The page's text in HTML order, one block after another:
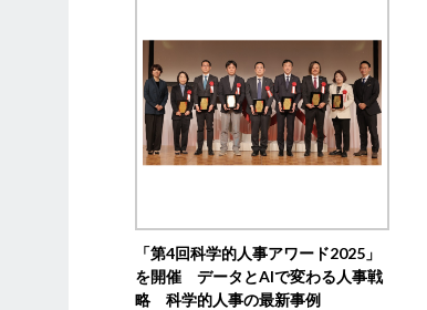
「第4回科学的人事アワード2025」
を開催 データとAIで変わる人事戦
略 科学的人事の最新事例